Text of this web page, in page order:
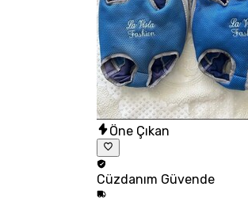
Öne Çıkan
Cüzdanım Güvende